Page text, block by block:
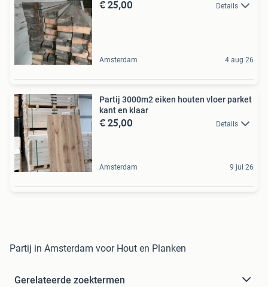
€ 25,00 Details
Amsterdam 4 aug 26
Partij 3000m2 eiken houten vloer parket
kant en klaar
€ 25,00 Details
Amsterdam 9 jul 26
Partij in Amsterdam voor Hout en Planken
Gerelateerde zoektermen